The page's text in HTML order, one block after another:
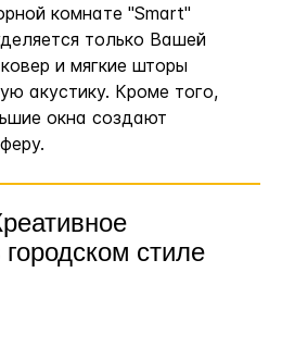
комнате "Smart"
только Вашей
и мягкие шторы
акустику. Кроме того,
окна создают
стиле